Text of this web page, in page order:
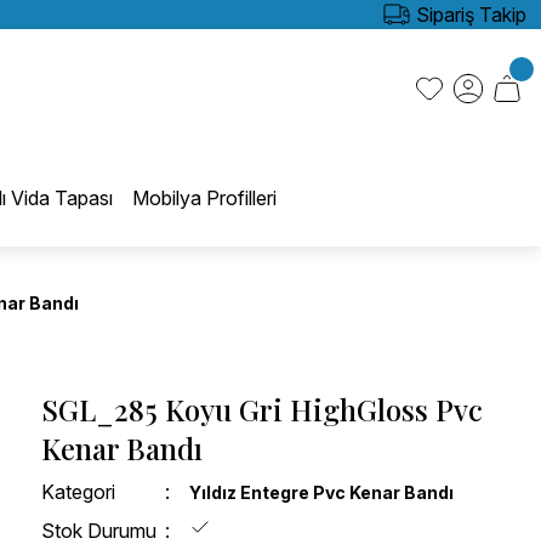
Sipariş Takip
Vida Tapası Mobilya Profilleri
Bandı
SGL_285 Koyu Gri HighGloss Pvc
Kenar Bandı
Kategori Yıldız Entegre Pvc Kenar Bandı
Stok Durumu